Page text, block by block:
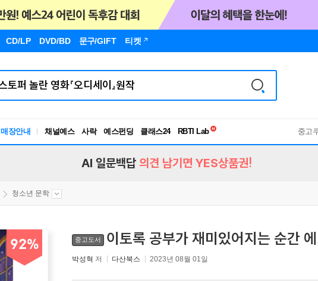
CD/LP DVD/BD 문구/GIFT 티켓
매장안내 채널예스 사락 예스펀딩 클래스24
독서유형검사
중고
AI 일문백답 의견 남기면 YES상품권!
청소년 문학
92% 중고도서 이토록 공부가 재미있어지는 순간 에
박성혁 저 다산북스 2023년 08월 01일